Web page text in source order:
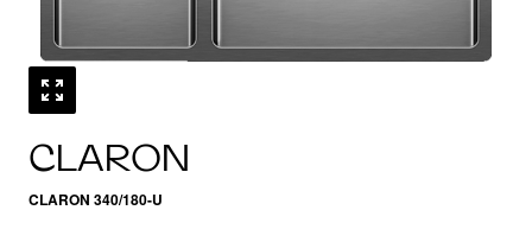
CLARON
CLARON 340/180-U
0